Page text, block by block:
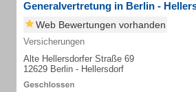
Generalvertretung in Berlin -
Web Bewertungen vorhanden
Versicherungen
Alte Hellersdorfer Straße 69
12629 Berlin - Hellersdorf